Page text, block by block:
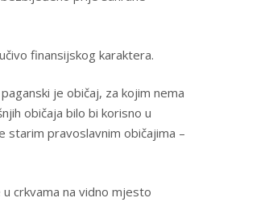
finansijskog karaktera.
je običaj, za kojim nema
običaja bilo bi korisno u
starim pravoslavnim običajima –
crkvama na vidno mjesto